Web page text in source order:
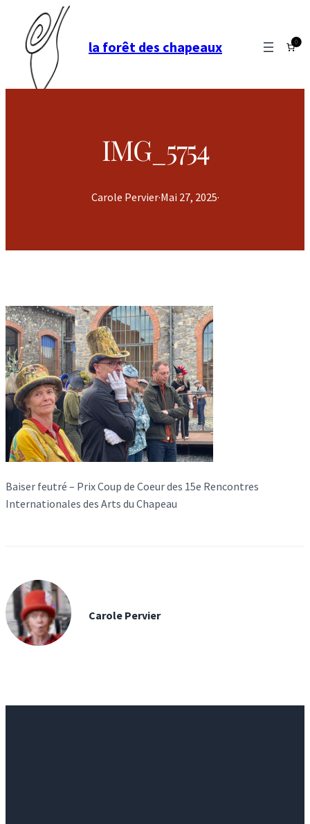
la forêt des chapeaux 0
IMG_5754
Carole Pervier·Mai 27, 2025·
Baiser feutré – Prix Coup de Coeur des 15e Rencontres
Internationales des Arts du Chapeau
Carole Pervier